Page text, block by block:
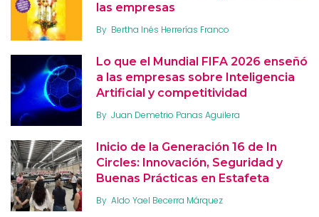
las empresas
By Bertha Inés Herrerías Franco
Lo que el Mundial FIFA 2026 enseñó
a las empresas sobre Inteligencia
Artificial y competitividad
By Juan Demetrio Panas Aguilera
Inicio de la Generación 16 de In
Circles: Innovación, Seguridad y
Buenas Prácticas en Estafeta
By Aldo Yael Becerra Márquez